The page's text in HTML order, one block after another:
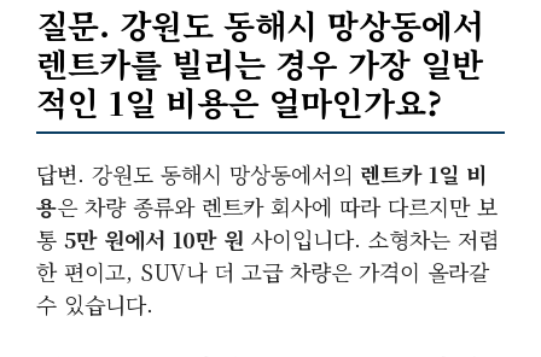
질문. 강원도 동해시 망상동에서
렌트카를 빌리는 경우 가장 일반
적인 1일 비용은 얼마인가요?
답변. 강원도 동해시 망상동에서의 렌트카 1일 비
용은 차량 종류와 렌트카 회사에 따라 다르지만 보
통 5만 원에서 10만 원 사이입니다. 소형차는 저렴
한 편이고, SUV나 더 고급 차량은 가격이 올라갈
수 있습니다.